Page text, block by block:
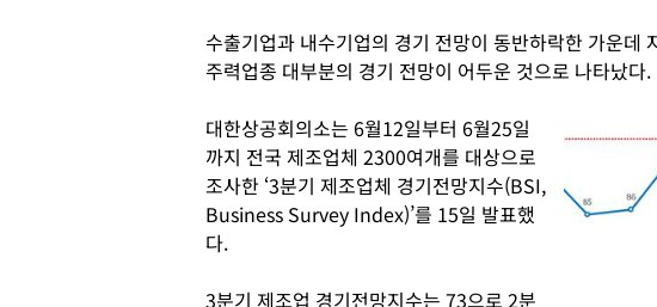
수출기업과 내수기업의 경기 전망이 동반하락한 가운데
주력업종 대부분의 경기 전망이 어두운 것으로 나타났다.
대한상공회의소는 6월12일부터 6월25일
까지 전국 제조업체 2300여개를 대상으로
조사한 ‘3분기 제조업체 경기전망지수(BSI,
Business Survey Index)’를 15일 발표했
다.
3분기 제조업 경기전망지수는 73으로 2분